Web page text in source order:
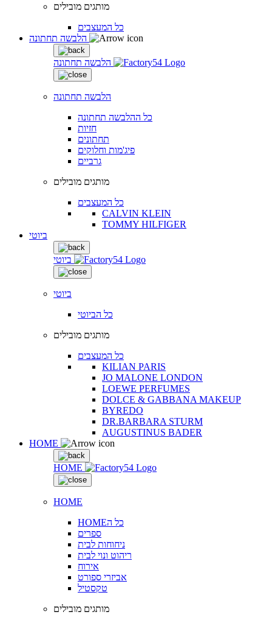
מותגים מובילים
כל המעצבים
הלבשה תחתונה
הלבשה תחתונה
כל ההלבשה תחתונה
חזיות
תחתונים
פיג'מות וחלוקים
גרביים
מותגים מובילים
כל המעצבים
CALVIN KLEIN
TOMMY HILFIGER
ביוטי
ביוטי
ביוטי
כל הביוטי
מותגים מובילים
כל המעצבים
KILIAN PARIS
JO MALONE LONDON
LOEWE PERFUMES
DOLCE & GABBANA MAKEUP
BYREDO
DR.BARBARA STURM
AUGUSTINUS BADER
HOME
HOME
HOME
HOMEכל ה
ספרים
ניחוחות לבית
ריהוט ונוי לבית
אירוח
אביזרי ספורט
טקסטיל
מותגים מובילים